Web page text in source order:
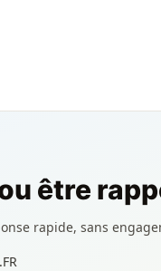
être
rapide, sans